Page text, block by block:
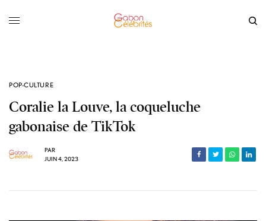
POP-CULTURE
Coralie la Louve, la coqueluche
gabonaise de TikTok
PAR
JUIN 4, 2023